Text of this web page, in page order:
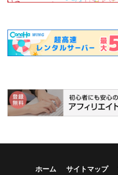
ホーム サイトマップ